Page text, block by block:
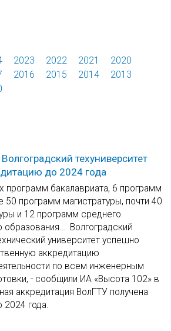
2023 2022 2021
2020
2016 2015 2014
2013
техуниверситет
до 2024 года
программ бакалавриата, 6 программ
50 программ магистратуры, почти 40
и 12 программ среднего
образования… Волгоградский
университет успешно
аккредитацию
по всем инженерным
- сообщили ИА «Высота 102» в
аккредитация ВолГТУ получена
2024 года.